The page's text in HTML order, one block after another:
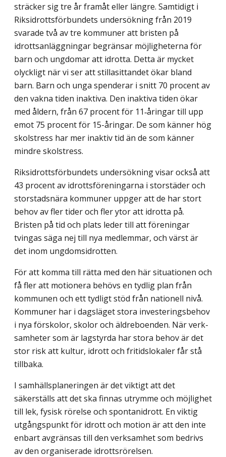
sträcker sig tre år framåt eller längre. Samtidigt i
Riks­idrottsförbundets undersökning från 2019
svarade två av tre kommuner att bristen på
idrottsanläggningar begränsar möjligheterna för
barn och ungdomar att idrotta. Detta är mycket
olyckligt när vi ser att stillasittandet ökar bland
barn. Barn och unga spenderar i snitt 70 procent av
den vakna tiden inaktiva. Den inaktiva tiden ökar
med åldern, från 67 procent för 11‑åringar till upp
emot 75 procent för 15-åringar. De som känner hög
skolstress har mer inaktiv tid än de som känner
mindre skolstress.
Riksidrottsförbundets undersökning visar också att
43 procent av idrottsföreningarna i storstäder och
storstadsnära kommuner uppger att de har stort
behov av fler tider och fler ytor att idrotta på.
Bristen på tid och plats leder till att föreningar
tvingas säga nej till nya medlemmar, och värst är
det inom ungdomsidrotten.
För att komma till rätta med den här situationen och
få fler att motionera behövs en tydlig plan från
kommunen och ett tydligt stöd från nationell nivå.
Kommuner har i dagsläget stora investeringsbehov
i nya förskolor, skolor och äldreboenden. När verk­
samheter som är lagstyrda har stora behov är det
stor risk att kultur, idrott och fritids­lokaler får stå
tillbaka.
I samhällsplaneringen är det viktigt att det
säkerställs att det ska finnas utrymme och möjlighet
till lek, fysisk rörelse och spontanidrott. En viktig
utgångspunkt för idrott och motion är att den inte
enbart avgränsas till den verksamhet som bedrivs
av den organi­serade idrottsrörelsen.